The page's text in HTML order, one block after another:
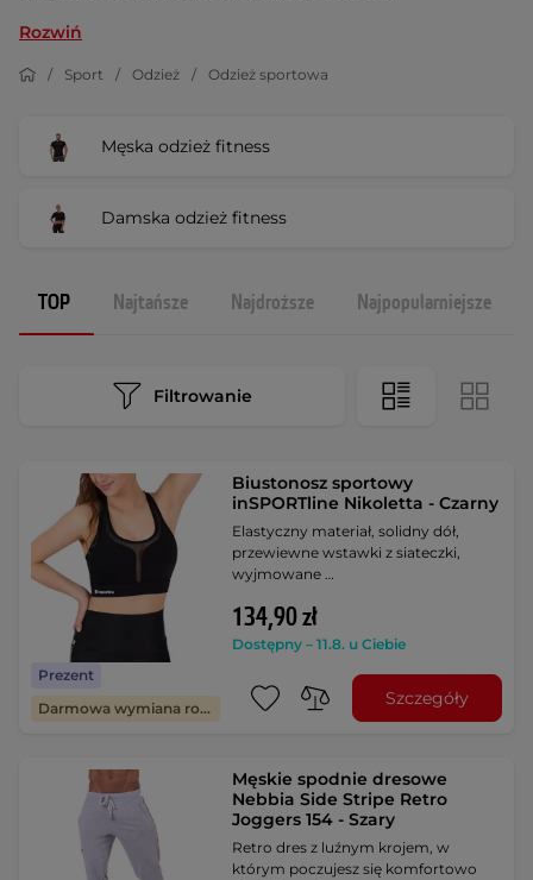
Rozwiń
Sport Odzież Odzież sportowa
Męska odzież fitness
Damska odzież fitness
TOP Najtańsze Najdroższe Najpopularniejsze
Filtrowanie
Prezent
Darmowa wymiana rozmiaru
Biustonosz sportowy
inSPORTline Nikoletta - Czarny
Elastyczny materiał, solidny dół,
przewiewne wstawki z siateczki,
wyjmowane …
134,90 zł
Dostępny – 11.8. u Ciebie
Szczegóły
Męskie spodnie dresowe
Nebbia Side Stripe Retro
Joggers 154 - Szary
Retro dres z luźnym krojem, w
którym poczujesz się komfortowo